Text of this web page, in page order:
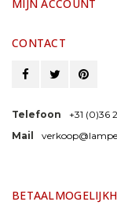
MIJN ACCOUNT
CONTACT
Telefoon
+31 (0)36
Mail